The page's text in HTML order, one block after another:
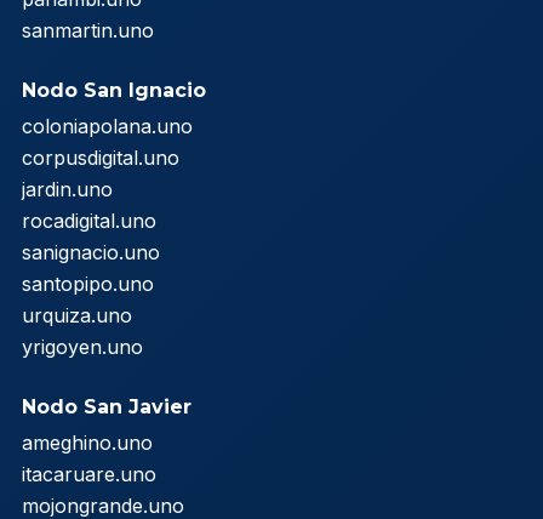
sanmartin.uno
Nodo San Ignacio
coloniapolana.uno
corpusdigital.uno
jardin.uno
rocadigital.uno
sanignacio.uno
santopipo.uno
urquiza.uno
yrigoyen.uno
Nodo San Javier
ameghino.uno
itacaruare.uno
mojongrande.uno